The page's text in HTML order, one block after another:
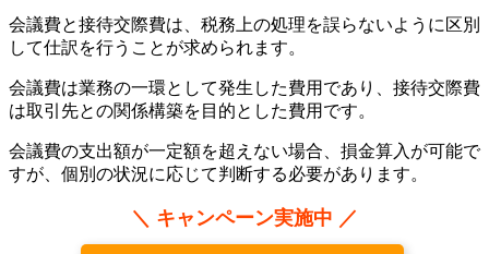
会議費と接待交際費は、税務上の処理を誤らないように区別
して仕訳を行うことが求められます。
会議費は業務の一環として発生した費用であり、接待交際費
は取引先との関係構築を目的とした費用です。
会議費の支出額が一定額を超えない場合、損金算入が可能で
すが、個別の状況に応じて判断する必要があります。
＼ キャンペーン実施中 ／